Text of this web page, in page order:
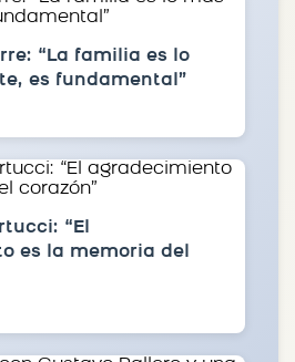
“La familia es lo
es fundamental”
“El
es la memoria del